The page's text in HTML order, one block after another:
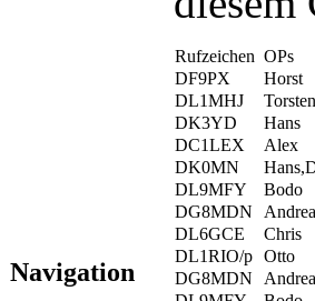
Navigation
Rufzeichen OPs
DF9PX
Horst
DL1MHJ
Torsten
DK3YD
Hans
DC1LEX
Alex
DK0MN
DL9MFY
Bodo
DG8MDN
DL6GCE
Chris
DL1RIO/p Otto
DG8MDN